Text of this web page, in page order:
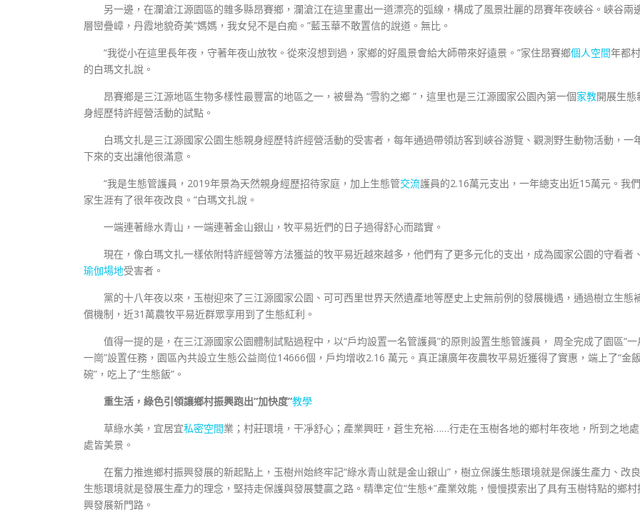
另一邊，在瀾滄江源園區的雜多縣昂賽鄉，瀾滄江在這里畫出一道漂亮的弧線，構成了風景壯麗的昂賽年夜峽谷。峽谷兩
層巒疊嶂，丹霞地貌奇美“媽媽，我女兒不是白痴。”藍玉華不敢置信的說道。無比。
“我從小在這里長年夜，守著年夜山放牧。從來沒想到過，家鄉的好風景會給大師帶來好遠景。”家住昂賽鄉個人空間年都村
的白瑪文扎說。
昂賽鄉是三江源地區生物多樣性最豐富的地區之一，被譽為 “雪豹之鄉 ”，這里也是三江源國家公園內第一個家教開展生態
身經歷特許經營活動的試點。
白瑪文扎是三江源國家公園生態親身經歷特許經營活動的受害者，每年通過帶領訪客到峽谷游覽、觀測野生動物活動，一
下來的支出讓他很滿意。
“我是生態管護員，2019年景為天然親身經歷招待家庭，加上生態管交流護員的2.16萬元支出，一年總支出近15萬元。我們
家生涯有了很年夜改良。”白瑪文扎說。
一端連著綠水青山，一端連著金山銀山，牧平易近們的日子過得舒心而踏實。
現在，像白瑪文扎一樣依附特許經營等方法獲益的牧平易近越來越多，他們有了更多元化的支出，成為國家公園的守看者、
瑜伽場地受害者。
黨的十八年夜以來，玉樹迎來了三江源國家公園、可可西里世界天然遺產地等歷史上史無前例的發展機遇，通過樹立生態
償機制，近31萬農牧平易近群眾享用到了生態紅利。
值得一提的是，在三江源國家公園體制試點過程中，以“戶均設置一名管護員”的原則設置生態管護員， 周全完成了園區“一
一崗”設置任務，園區內共設立生態公益崗位14666個，戶均增收2.16 萬元。真正讓廣年夜農牧平易近獲得了實惠，端上了“金飯
碗”，吃上了“生態飯”。
重生活，綠色引領讓鄉村振興跑出“加快度”教學
草綠水美，宜居宜私密空間業；村莊環境，干凈舒心；產業興旺，蒼生充裕……行走在玉樹各地的鄉村年夜地，所到之地處
處皆美景。
在奮力推進鄉村振興發展的新起點上，玉樹州始終牢記“綠水青山就是金山銀山”，樹立保護生態環境就是保護生產力、改良
生態環境就是發展生產力的理念，堅持走保護與發展雙贏之路。精準定位“生態+”產業效能，慢慢摸索出了具有玉樹特點的鄉村
興發展新門路。